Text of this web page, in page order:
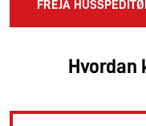
FREJA
Hvordan